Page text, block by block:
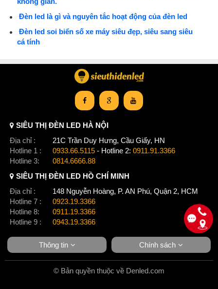
Đèn led là gì và nguyên tắc hoạt động của đèn led
Đèn led soi biển số xe máy siêu đẹp, siêu sang siêu
cá tính
SIÊU THỊ ĐÈN LED HÀ NỘI
Địa chỉ :
21C Trần Duy Hưng, Cầu Giấy, HN
Hotline 1 :
0933.66.5115 - Hotline 2: 0911.91.3366
Hotline 3:
0814.6666.88
SIÊU THỊ ĐÈN LED HỒ CHÍ MINH
Địa chỉ :
148 Nguyễn Hoàng, P. AN Phú, Quận 2, HCM
Hotline 7 :
0923.19.3366
Hotline 8:
0911.19.3366
Hotline 9 :
0943.19.3366
Thông tin Chính sách
© Bản quyền thuộc về Denled.com